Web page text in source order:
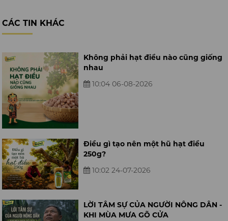
CÁC TIN KHÁC
Không phải hạt điều nào cũng giống
nhau
10:04 06-08-2026
Điều gì tạo nên một hũ hạt điều
250g?
10:02 24-07-2026
LỜI TÂM SỰ CỦA NGƯỜI NÔNG DÂN -
KHI MÙA MƯA GÕ CỬA